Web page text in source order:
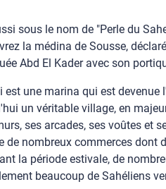
sous le nom de "Perle du
la médina de Sousse,
Abd El Kader avec son
est une marina qui est
un véritable village, en
ses arcades, ses voûtes et
de nombreux commerces dont
la période estivale, de
beaucoup de Sahéliens